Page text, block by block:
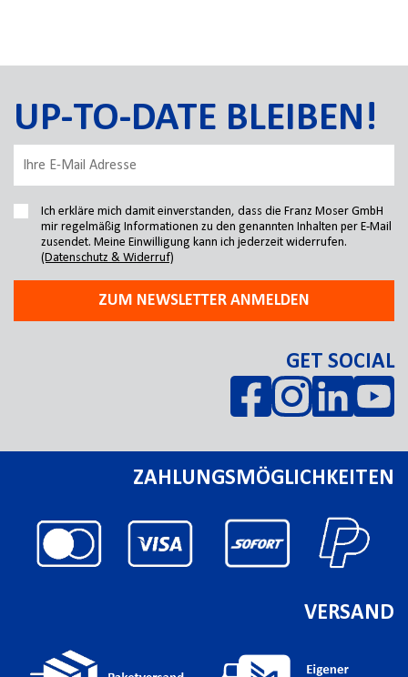
UP-TO-DATE BLEIBEN!
Ich erkläre mich damit einverstanden, dass die Franz Moser GmbH
mir regelmäßig Informationen zu den genannten Inhalten per E-Mail
zusendet. Meine Einwilligung kann ich jederzeit widerrufen.
(Datenschutz & Widerruf)
ZUM NEWSLETTER ANMELDEN
GET SOCIAL
ZAHLUNGSMÖGLICHKEITEN
VERSAND